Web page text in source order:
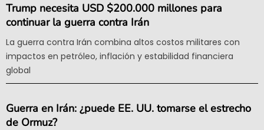
Trump necesita USD $200.000 millones para
continuar la guerra contra Irán
La guerra contra Irán combina altos costos militares con
impactos en petróleo, inflación y estabilidad financiera
global
Guerra en Irán: ¿puede EE. UU. tomarse el estrecho
de Ormuz?